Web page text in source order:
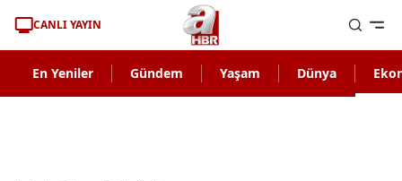
CANLI YAYIN
En Yeniler Gündem Yaşam Dünya